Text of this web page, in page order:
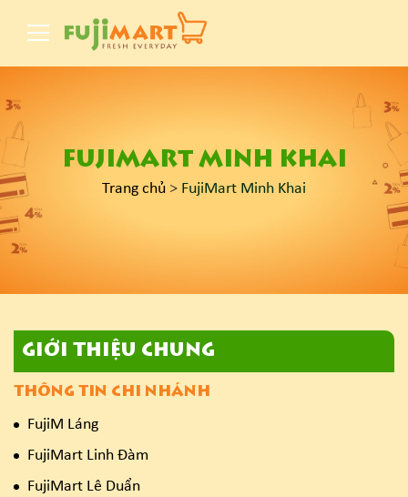
FUJIMART MINH KHAI
Trang chủ > FujiMart Minh Khai
GIỚI THIỆU CHUNG
THÔNG TIN CHI NHÁNH
FujiM Láng
FujiMart Linh Đàm
FujiMart Lê Duẩn